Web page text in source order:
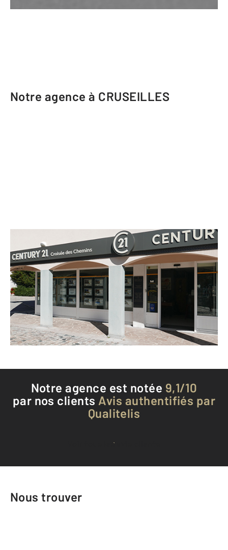
Notre agence à CRUSEILLES
CENTURY 21 Croisée des Chemins
46 place de l'Eglise
CRUSEILLES - 74350
Envoyer un message
Téléphoner à l'agence
Notre agence est notée 9,1/10
par nos clients Avis authentifiés par
Qualitelis
Voir tous les avis clients
Nous trouver